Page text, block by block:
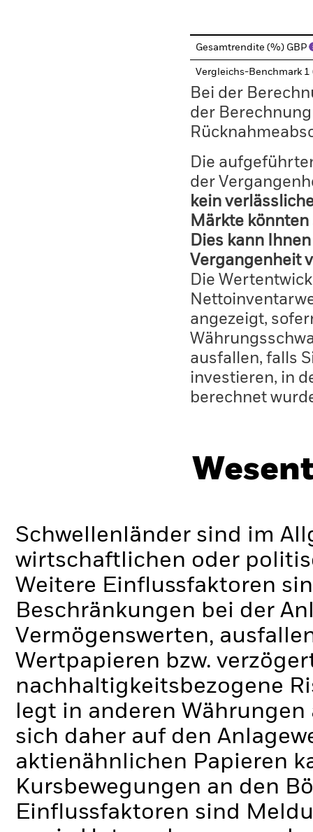
Gesamtrendite (%) GBP
Vergleichs-Benchmark 1
Bei der
der
Die
der
kein
Märkte
Dies kann
Vergangenheit
Die
angezeigt,
ausfallen, falls
investieren, in
berechnet
Schwellenländer sind im
wirtschaftlichen oder
Weitere Einflussfaktoren
Beschränkungen bei der
Vermögenswerten,
Wertpapieren bzw.
nachhaltigkeitsbezogene
legt in anderen
sich daher auf den
aktienähnlichen Papieren
Kursbewegungen an den
Einflussfaktoren sind